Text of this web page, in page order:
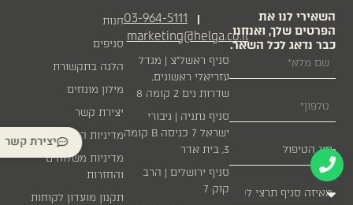
03-964-5111 |
marketing@helga.co.il
סניף ראשל״צ | מגדל
עזריאלי ראשונים,
שדרות נים 2 קומה 8
סניף נתניה | גיבורי
ישראל 7 כניסה B קומה
3, בית אדר
סניף ירושלים | הרב
קוק 7
חנות
סניפים
הלגה בתקשורת
מילון מונחים
יצירת קשר
מדיניות הפרטיות
מדיניות משלוחים
והחזרות
תקנון מועדון לקוחות
השאירי לנו את
הפרטים שלך, ואנחנו
כבר נדאג לכל השאר.
יצירת קשר